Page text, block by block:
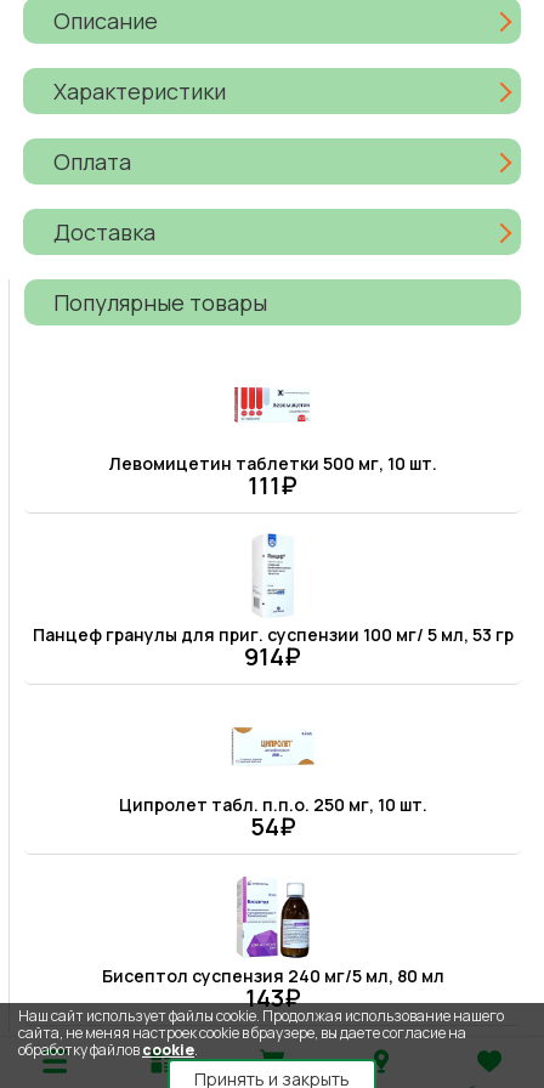
Описание
Характеристики
Оплата
Доставка
Популярные товары
Левомицетин таблетки 500 мг, 10 шт.
111₽
Панцеф гранулы для приг. суспензии 100 мг/ 5 мл, 53 гр
914₽
Ципролет табл. п.п.о. 250 мг, 10 шт.
54₽
Бисептол суспензия 240 мг/5 мл, 80 мл
143₽
Наш сайт использует файлы cookie. Продолжая использование нашего
сайта, не меняя настроек cookie в браузере, вы даете согласие на
обработку файловcookie.
Принять и закрыть